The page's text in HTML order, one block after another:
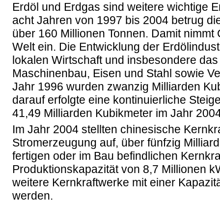
Erdöl und Erdgas sind weitere wichtige
acht Jahren von 1997 bis 2004 betrug
über 160 Millionen Tonnen. Damit
Welt ein. Die Entwicklung der
lokalen Wirtschaft und insbesondere
Maschinenbau, Eisen und Stahl sowie
Jahr 1996 wurden zwanzig Milliarden
darauf erfolgte eine kontinuierliche
41,49 Milliarden Kubikmeter im Jahr
Im Jahr 2004 stellten chinesische
Stromerzeugung auf, über fünfzig
fertigen oder im Bau befindlichen
Produktionskapazität von 8,7 Millionen
weitere Kernkraftwerke mit einer
werden.